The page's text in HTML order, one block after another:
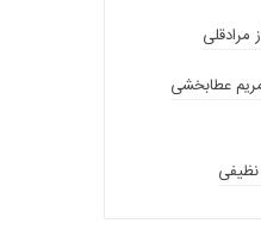
مرادقلی
عطابخشی